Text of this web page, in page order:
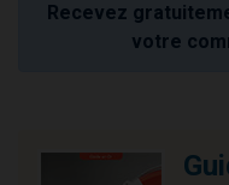
Recevez
votre